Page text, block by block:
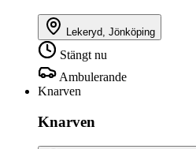
Lekeryd, Jönköping
Stängt nu
Ambulerande
Knarven
Knarven